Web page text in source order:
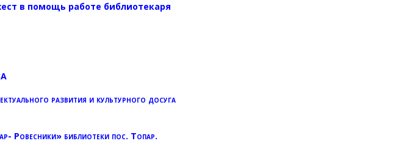
в помощь работе библиотекаря
развития и культурного досуга
Ровесники» библиотеки пос. Топар.